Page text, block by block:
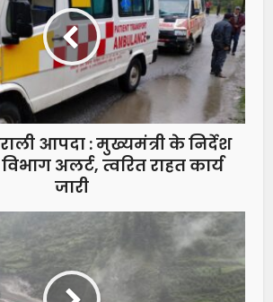
आपदा : मुख्यमंत्री के निर्देश
अलर्ट, त्वरित राहत कार्य
जारी